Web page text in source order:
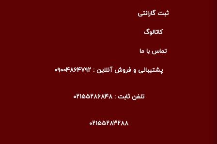
ثبت گارانتی
کاتالوگ
تماس با ما
پشتیبانی و فروش آنلاین : ۰۹۰۰۴۸۶۴۷۹۲
تلفن ثابت : ۰۲۱۵۵۲۸۶۸۴۸
۰۲۱۵۵۲۸۳۲۸۸